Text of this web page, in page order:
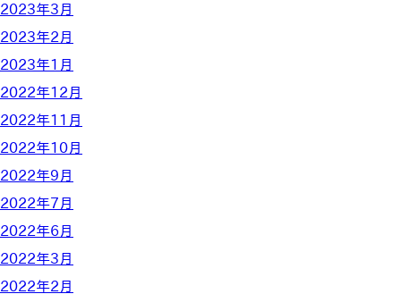
2023年3月
2023年2月
2023年1月
2022年12月
2022年11月
2022年10月
2022年9月
2022年7月
2022年6月
2022年3月
2022年2月